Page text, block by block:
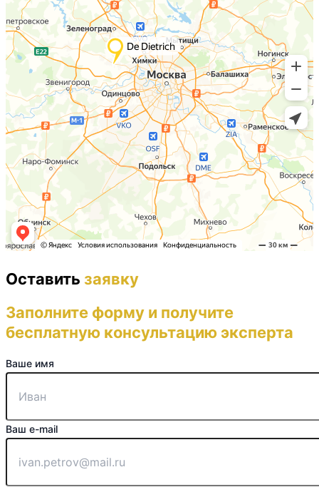
Оставить заявку
Заполните форму и получите
бесплатную консультацию эксперта
Ваше имя
Ваш e-mail